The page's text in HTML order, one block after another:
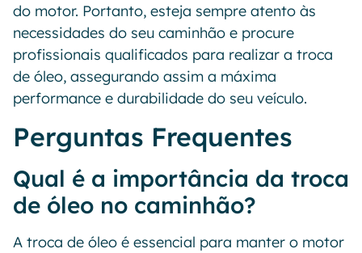
do motor. Portanto, esteja sempre atento às
necessidades do seu caminhão e procure
profissionais qualificados para realizar a troca
de óleo, assegurando assim a máxima
performance e durabilidade do seu veículo.
Perguntas Frequentes
Qual é a importância da troca
de óleo no caminhão?
A troca de óleo é essencial para manter o motor